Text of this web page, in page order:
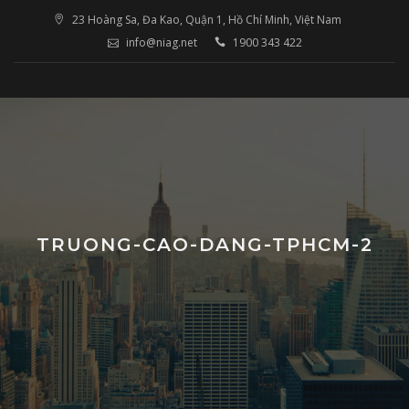
23 Hoàng Sa, Đa Kao, Quận 1, Hồ Chí Minh, Việt Nam
info@niag.net
1900 343 422
TRUONG-CAO-DANG-TPHCM-2